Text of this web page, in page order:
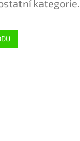
kategorie.